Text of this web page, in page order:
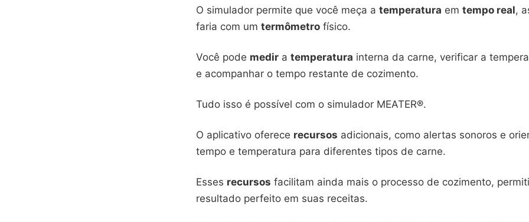
O simulador permite que você meça a temperatura em tempo real,
faria com um termômetro físico.
Você pode medir a temperatura interna da carne, verificar a
e acompanhar o tempo restante de cozimento.
Tudo isso é possível com o simulador MEATER®.
O aplicativo oferece recursos adicionais, como alertas sonoros e
tempo e temperatura para diferentes tipos de carne.
Esses recursos facilitam ainda mais o processo de cozimento,
resultado perfeito em suas receitas.